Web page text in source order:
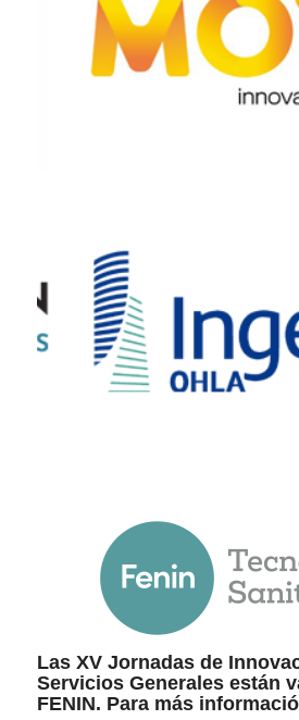
Las XV Jornadas de
Servicios Generales están
FENIN. Para más